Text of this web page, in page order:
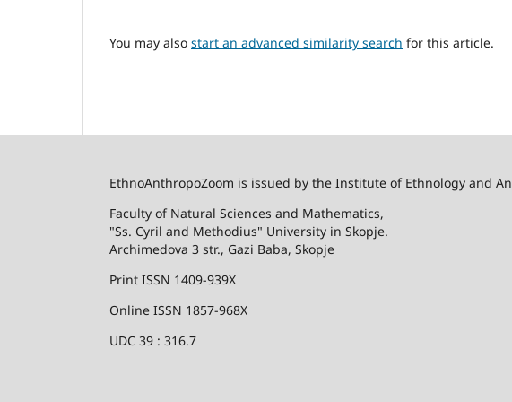
You may also start an advanced similarity search for this article.
EthnoAnthropoZoom is issued by the Institute of Ethnology and
Faculty of Natural Sciences and Mathematics,
"Ss. Cyril and Methodius" University in Skopje.
Archimedova 3 str., Gazi Baba, Skopje
Print ISSN 1409-939X
Online ISSN 1857-968X
UDC 39 : 316.7